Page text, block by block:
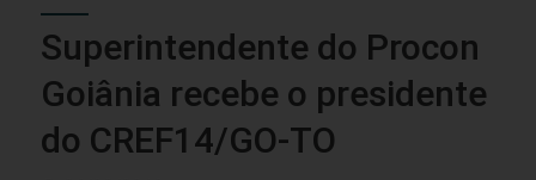
Superintendente do Procon
Goiânia recebe o presidente
do CREF14/GO-TO